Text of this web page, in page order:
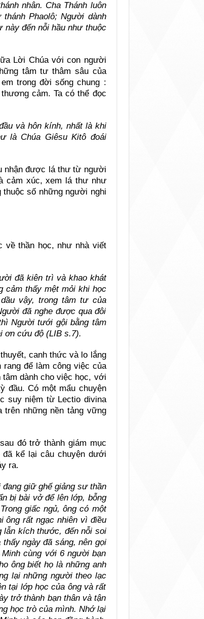
nhân. Cha Thánh luôn
Phaolô; Người dành
này đến nỗi hầu như thuộc
Lời Chúa với con người
tâm tư thâm sâu của
trong đời sống chung :
cảm. Ta có thể đọc
và hôn kính, nhất là khi
là Chúa Giêsu Kitô đoái
nhận được lá thư từ người
cảm xúc, xem lá thư như
số những người nghi
về thần học, như nhà viết
đã kiên trì và khao khát
cảm thấy mệt mỏi khi học
vậy, trong tâm tư của
đã nghe được qua đôi
Người tưới gội bằng tâm
ơn cứu độ (LIB s.7).
canh thức và lo lắng
để làm công việc của
dành cho việc học, với
đầu. Có một mẩu chuyện
suy niệm từ Lectio divina
những nền tảng vững
đó trở thành giám mục
kể lại câu chuyện dưới
ra.
giữ ghế giảng sư thần
bị bài vở để lên lớp, bỗng
giấc ngủ, ông có một
ông rất ngạc nhiên vì điều
lẫn kích thước, đến nỗi soi
ngày đã sáng, nên gọi
cùng với 6 người bạn
ông biết họ là những anh
lại những người theo lạc
tại lớp học của ông và rất
trở thành bạn thân và tận
học trò của mình. Nhớ lại